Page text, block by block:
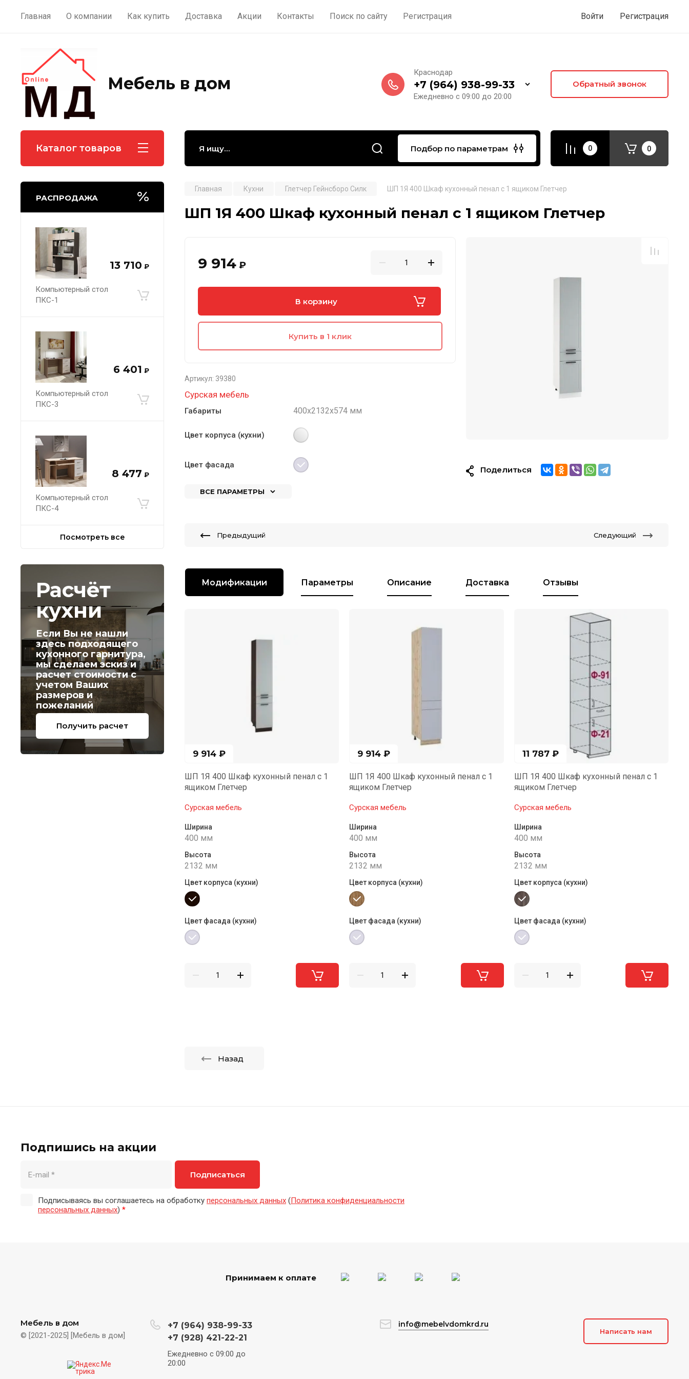
Главная О компании Как купить Доставка Акции Контакты Поиск по сайту Регистрация Войти Регистрация
Мебель в дом
Краснодар
+7 (964) 938-99-33
Ежедневно c 09:00 до 20:00
Обратный звонок
Каталог товаров Подбор по параметрам 0 0
РАСПРОДАЖА
13 710 ₽
Компьютерный стол
ПКС-1
6 401 ₽
Компьютерный стол
ПКС-3
8 477 ₽
Компьютерный стол
ПКС-4
Посмотреть все
Расчёт
кухни
Если Вы не нашли
здесь подходящего
кухонного гарнитура,
мы сделаем эскиз и
расчет стоимости с
учетом Ваших
размеров и
пожеланий
Получить расчет
Главная Кухни Глетчер Гейнсборо Силк ШП 1Я 400 Шкаф кухонный пенал с 1 ящиком Глетчер
ШП 1Я 400 Шкаф кухонный пенал с 1 ящиком Глетчер
9 914 ₽
В корзину
Купить в 1 клик
Артикул: 39380
Сурская мебель
Габариты 400х2132х574 мм
Цвет корпуса (кухни)
Цвет фасада
ВСЕ ПАРАМЕТРЫ
Поделиться
Предыдущий Следующий
Модификации Параметры Описание Доставка Отзывы
9 914 ₽
ШП 1Я 400 Шкаф кухонный пенал с 1
ящиком Глетчер
Сурская мебель
Ширина
400 мм
Высота
2132 мм
Цвет корпуса (кухни)
Цвет фасада (кухни)
9 914 ₽
ШП 1Я 400 Шкаф кухонный пенал с 1
ящиком Глетчер
Сурская мебель
Ширина
400 мм
Высота
2132 мм
Цвет корпуса (кухни)
Цвет фасада (кухни)
11 787₽
ШП 1Я 400 Шкаф кухонный пенал с 1
ящиком Глетчер
Сурская мебель
Ширина
400 мм
Высота
2132 мм
Цвет корпуса (кухни)
Цвет фасада (кухни)
Назад
Подпишись на акции
Подписываясь вы соглашаетесь на обработку персональных данных (Политика конфиденциальности
персональных данных) *
Подписаться
Принимаем к оплате
Мебель в дом
© [2021-2025] [Мебель в дом]
+7 (964) 938-99-33
+7 (928) 421-22-21
Ежедневно c 09:00 до
20:00
info@mebelvdomkrd.ru
Написать нам